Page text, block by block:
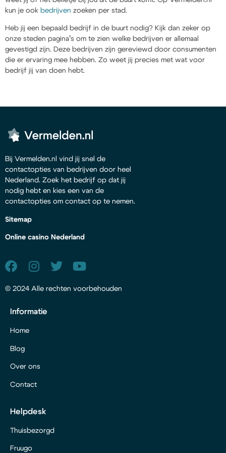
kun je ook bedrijven zoeken per stad.
Heb jij een bepaald bedrijf in de buurt nodig? Kijk dan zeker op
onze steden pagina’s om te zien welke bedrijven er allemaal
gevestigd zijn. Deze bedrijven zijn gereviewd door consumenten
die er ervaring mee hebben. Zo weet jij precies met wat voor
bedrijf jij van doen hebt.
Bij Vermelden.nl vind jij snel de
contactopties van bedrijven door heel
Nederland. Zoek het bedrijf op dat jij
nodig hebt en kies een van de
contactopties om contact op te nemen.
Sitemap
Online casino Nederland
© 2024 Alle rechten voorbehouden
Informatie
Home
Blog
Over ons
Contact
Helpdesk
Thuisbezorgd
Fruugo